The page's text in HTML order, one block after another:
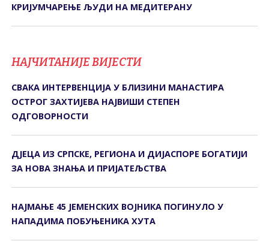
КРИЈУМЧАРЕЊЕ ЉУДИ НА МЕДИТЕРАНУ
НАЈЧИТАНИЈЕ ВИЈЕСТИ
СВАКА ИНТЕРВЕНЦИЈА У БЛИЗИНИ МАНАСТИРА
ОСТРОГ ЗАХТИЈЕВА НАЈВИШИ СТЕПЕН
ОДГОВОРНОСТИ
ДЈЕЦА ИЗ СРПСКЕ, РЕГИОНА И ДИЈАСПОРЕ БОГАТИЈИ
ЗА НОВА ЗНАЊА И ПРИЈАТЕЉСТВА
НАЈМАЊЕ 45 ЈЕМЕНСКИХ ВОЈНИКА ПОГИНУЛО У
НАПАДИМА ПОБУЊЕНИКА ХУТА